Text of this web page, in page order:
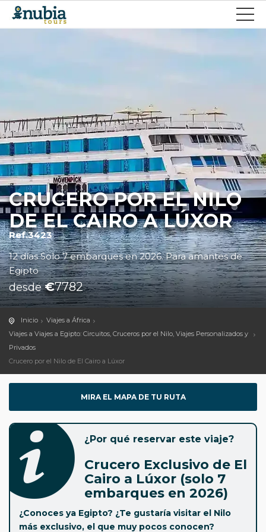
CRUCERO POR EL NILO
DE EL CAIRO A LÚXOR
Ref.3423
12 días Solo 7 embarques en 2026. Para amantes de
Egipto
desde€7782
Inicio
Viajes a África
Viajes a Viajes a Egipto: Circuitos, Cruceros por el Nilo, Viajes Personalizados y
Privados
Crucero por el Nilo de El Cairo a Lúxor
MIRA EL MAPA DE TU RUTA
¿Por qué reservar este viaje?
Crucero Exclusivo de El
Cairo a Lúxor (solo 7
embarques en 2026)
¿Conoces ya Egipto? ¿Te gustaría visitar el Nilo
más exclusivo, el que muy pocos conocen?